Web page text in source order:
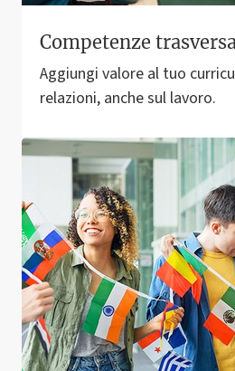
Competenze
Aggiungi valore al tuo
relazioni, anche sul lavoro.